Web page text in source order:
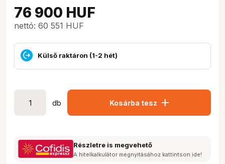
76 900 HUF
nettó: 60 551 HUF
Külső raktáron (1-2 hét)
db Kosárba tesz add
Részletre is megvehető
A hitelkalkulátor megnyitásához kattintson ide!